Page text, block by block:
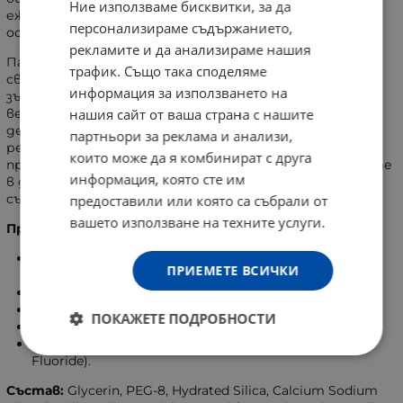
ежедневна защита на устната кухина. Свежият вкус
оставя приятно усещане за чистота.
Пастата облекчава значително
свръхчувствителността, която се появява, когато
зъбите влязат в контакт с горещи или студени
вещества. Тя съдържа флуорид - отличен
десенсибилизиращ агент, подобряващ
реминерализация на емайла. Съществува научно
предположение, че запълването на микропукнатините
в дентина облекчава пронизващата болка,
съпътстваща свръхчувствителността на зъбите.
Предимства от употребата на пастата:
Ежедневно се грижи и облекчава състоянието на
чувствителните зъби;
Поддържа венците здрави;
Освежава дъха;
Предпазва и запълва микропукнатините в емайла;
Fluoride).
Състав: Glycerin, PEG-8, Hydrated Silica, Calcium Sodium
Ние използваме бисквитки, за да
персонализираме съдържанието,
рекламите и да анализираме нашия
трафик. Също така споделяме
информация за използването на
нашия сайт от ваша страна с нашите
партньори за реклама и анализи,
които може да я комбинират с друга
информация, която сте им
предоставили или която са събрали от
вашето използване на техните услуги.
ПРИЕМЕТЕ ВСИЧКИ
ПОКАЖЕТЕ ПОДРОБНОСТИ